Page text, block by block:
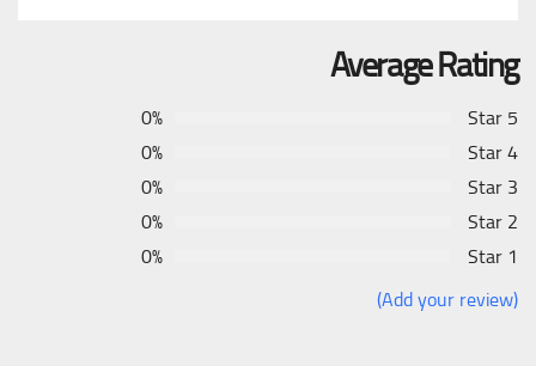
Average Rating
5 Star
0%
4 Star
0%
3 Star
0%
2 Star
0%
1 Star
0%
(Add your review)